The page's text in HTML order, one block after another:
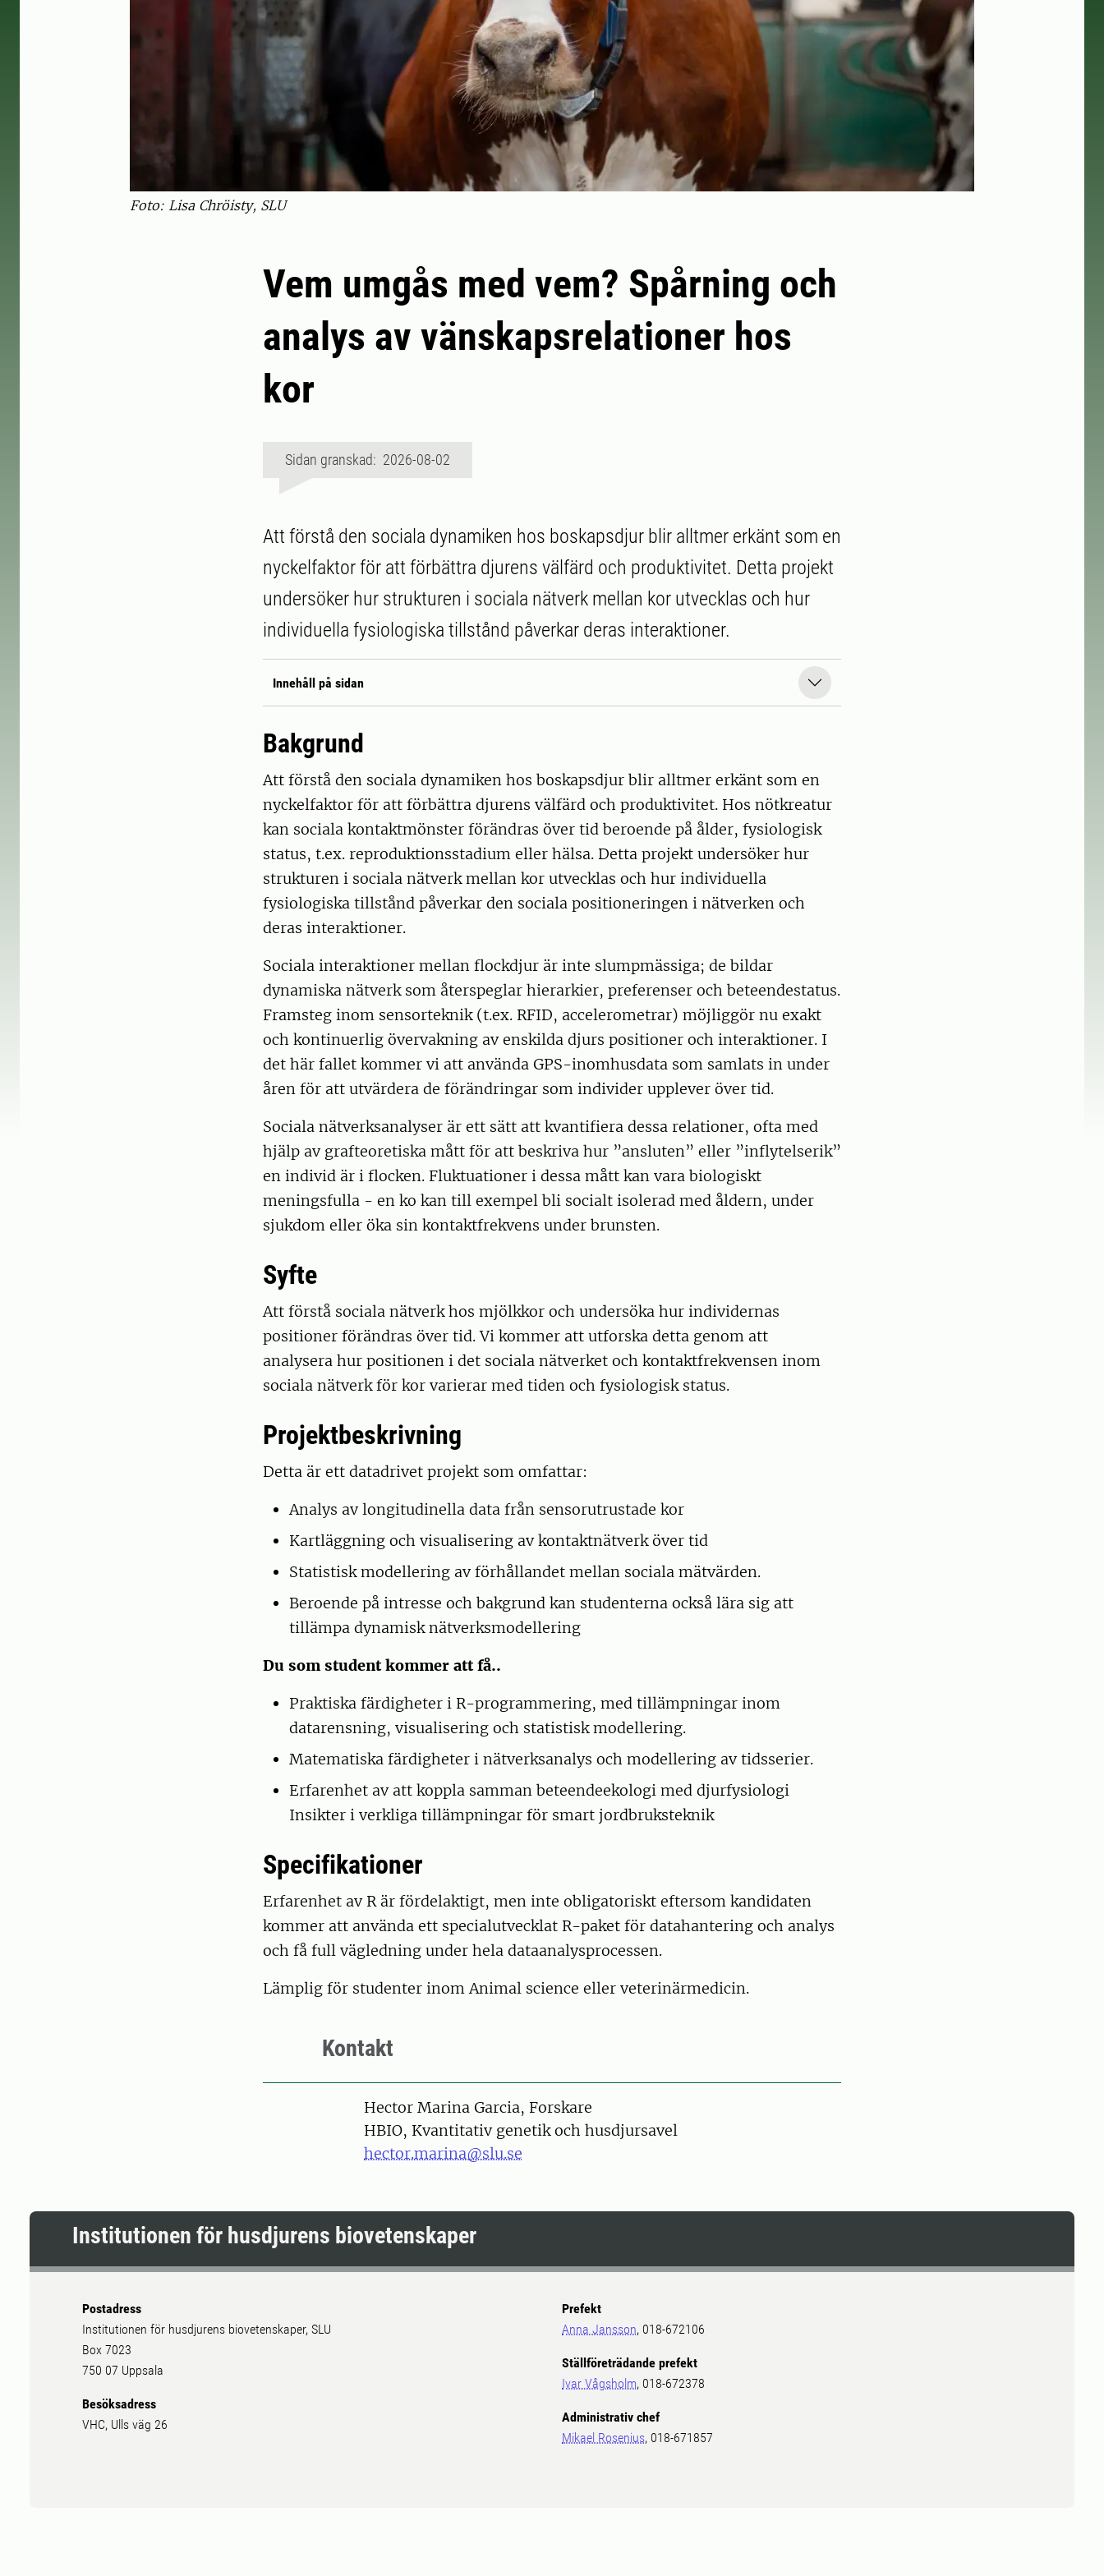
Foto: Lisa Chröisty, SLU
Vem umgås med vem? Spårning och
analys av vänskapsrelationer hos
kor
Sidan granskad: 2026-08-02
Att förstå den sociala dynamiken hos boskapsdjur blir alltmer erkänt som en
nyckelfaktor för att förbättra djurens välfärd och produktivitet. Detta projekt
undersöker hur strukturen i sociala nätverk mellan kor utvecklas och hur
individuella fysiologiska tillstånd påverkar deras interaktioner.
Innehåll på sidan
Bakgrund
Att förstå den sociala dynamiken hos boskapsdjur blir alltmer erkänt som en
nyckelfaktor för att förbättra djurens välfärd och produktivitet. Hos nötkreatur
kan sociala kontaktmönster förändras över tid beroende på ålder, fysiologisk
status, t.ex. reproduktionsstadium eller hälsa. Detta projekt undersöker hur
strukturen i sociala nätverk mellan kor utvecklas och hur individuella
fysiologiska tillstånd påverkar den sociala positioneringen i nätverken och
deras interaktioner.
Sociala interaktioner mellan flockdjur är inte slumpmässiga; de bildar
dynamiska nätverk som återspeglar hierarkier, preferenser och beteendestatus.
Framsteg inom sensorteknik (t.ex. RFID, accelerometrar) möjliggör nu exakt
och kontinuerlig övervakning av enskilda djurs positioner och interaktioner. I
det här fallet kommer vi att använda GPS-inomhusdata som samlats in under
åren för att utvärdera de förändringar som individer upplever över tid.
Sociala nätverksanalyser är ett sätt att kvantifiera dessa relationer, ofta med
hjälp av grafteoretiska mått för att beskriva hur ”ansluten” eller ”inflytelserik”
en individ är i flocken. Fluktuationer i dessa mått kan vara biologiskt
meningsfulla - en ko kan till exempel bli socialt isolerad med åldern, under
sjukdom eller öka sin kontaktfrekvens under brunsten.
Syfte
Att förstå sociala nätverk hos mjölkkor och undersöka hur individernas
positioner förändras över tid. Vi kommer att utforska detta genom att
analysera hur positionen i det sociala nätverket och kontaktfrekvensen inom
sociala nätverk för kor varierar med tiden och fysiologisk status.
Projektbeskrivning
Detta är ett datadrivet projekt som omfattar:
Analys av longitudinella data från sensorutrustade kor
Kartläggning och visualisering av kontaktnätverk över tid
Statistisk modellering av förhållandet mellan sociala mätvärden.
Beroende på intresse och bakgrund kan studenterna också lära sig att
tillämpa dynamisk nätverksmodellering
Du som student kommer att få..
Praktiska färdigheter i R-programmering, med tillämpningar inom
datarensning, visualisering och statistisk modellering.
Matematiska färdigheter i nätverksanalys och modellering av tidsserier.
Erfarenhet av att koppla samman beteendeekologi med djurfysiologi
Insikter i verkliga tillämpningar för smart jordbruksteknik
Specifikationer
Erfarenhet av R är fördelaktigt, men inte obligatoriskt eftersom kandidaten
kommer att använda ett specialutvecklat R-paket för datahantering och analys
och få full vägledning under hela dataanalysprocessen.
Lämplig för studenter inom Animal science eller veterinärmedicin.
Kontakt
PersonHector Marina Garcia, Forskare
HBIO, Kvantitativ genetik och husdjursavel
hector.marina@slu.se
Institutionen för husdjurens biovetenskaper
Postadress
Institutionen för husdjurens biovetenskaper, SLU
Box 7023
750 07 Uppsala
Besöksadress
VHC, Ulls väg 26
Prefekt
Anna Jansson, 018-672106
Ställföreträdande prefekt
Ivar Vågsholm, 018-672378
Administrativ chef
Mikael Rosenius, 018-671857